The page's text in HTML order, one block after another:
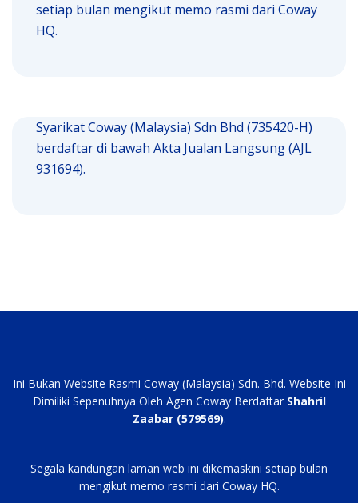
setiap bulan mengikut memo rasmi dari Coway
HQ.
Syarikat Coway (Malaysia) Sdn Bhd (735420-H)
berdaftar di bawah Akta Jualan Langsung (AJL
931694).
Ini Bukan Website Rasmi Coway (Malaysia) Sdn. Bhd. Website Ini
Dimiliki Sepenuhnya Oleh Agen Coway Berdaftar Shahril
Zaabar (579569).
Segala kandungan laman web ini dikemaskini setiap bulan
mengikut memo rasmi dari Coway HQ.